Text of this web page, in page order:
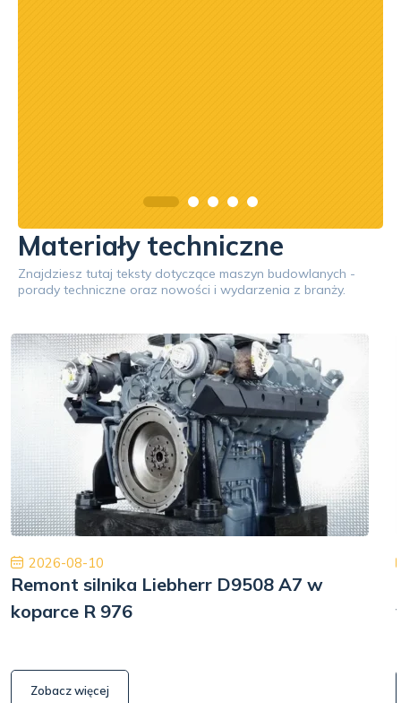
Materiały techniczne
Znajdziesz tutaj teksty dotyczące maszyn budowlanych -
porady techniczne oraz nowości i wydarzenia z branży.
2026-08-10
Remont silnika Liebherr D9508 A7 w
koparce R 976
Zobacz więcej